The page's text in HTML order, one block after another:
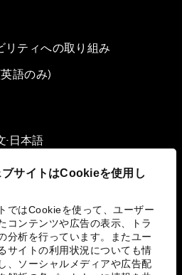
ブサイトはCookieを使用し
ではCookieを使って、ユーザー
コンテンツや広告の表示、トラ
分析を行っています。またユー
サイトの利用状況についても情
、ソーシャルメディアや広告配
リティへの取り組み
語のみ)
▪ 日本語